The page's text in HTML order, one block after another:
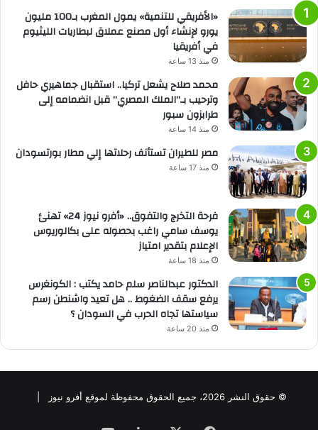
«الأفريقي للتنمية» يمول المغرب بـ100 مليون
يورو لإنشاء أول مصنع عملاق لبطاريات الليثيوم
في أفريقيا
منذ 13 ساعة
محمد صلاح يشعل تركيا.. استقبال جماهيري حافل
وترحيب بـ”الملك المصري” قبل انضمامه إلى
طرابزون سبور
منذ 14 ساعة
مصر للطيران تستأنف رحلاتها إلي مطار بورتسودان
منذ 17 ساعة
فرحة التخرج والتفوق.. «أفرو نيوز 24» تهنئ
يوسف سامي راغب بحصوله على بكالوريوس
الإعلام بتقدير امتياز
منذ 18 ساعة
الدكتور عبدالناصر سلم حامد يكتب : الكونغرس
يرفع سقف الضغوط .. هل تعيد واشنطن رسم
سياستها تجاه الحرب في السودان ؟
منذ 20 ساعة
© حقوق النشر 2026، جميع الحقوق محفوظة لموقع أفرو نيوز |